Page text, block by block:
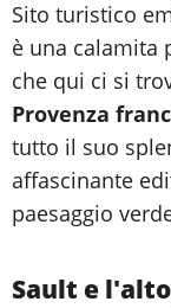
Sito turistico
è una calamita
che qui ci si
Provenza
tutto il suo
affascinante
paesaggio
Sault e